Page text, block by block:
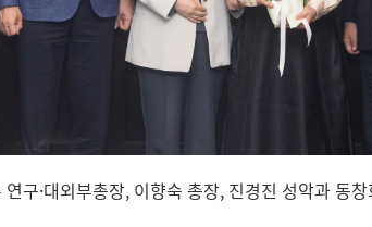
구·대외부총장, 이향숙 총장, 진경진 성악과 동